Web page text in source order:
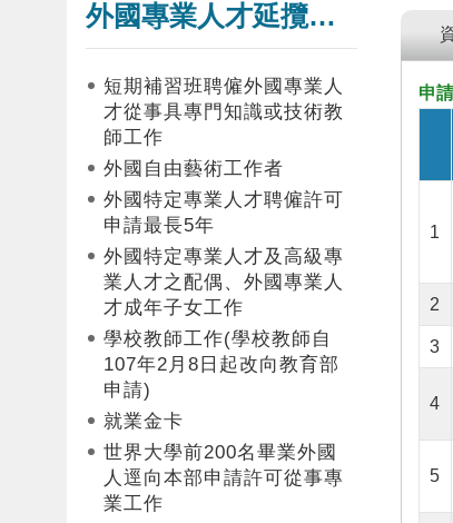
外國專業人才延攬及僱用
短期補習班聘僱外國專業人
才從事具專門知識或技術教
師工作
外國自由藝術工作者
外國特定專業人才聘僱許可
申請最長5年
外國特定專業人才及高級專
業人才之配偶、外國專業人
才成年子女工作
學校教師工作(學校教師自
107年2月8日起改向教育部
申請)
就業金卡
世界大學前200名畢業外國
人逕向本部申請許可從事專
業工作
申
1
2
3
4
5